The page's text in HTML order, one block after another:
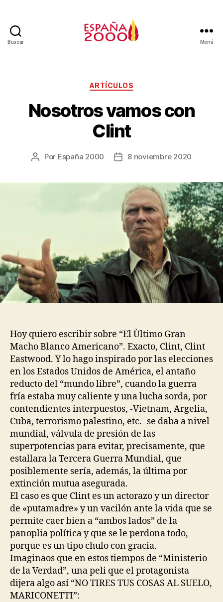
Buscar Menú
ARTÍCULOS
Nosotros vamos con
Clint
Por España 2000 8 noviembre 2020
Hoy quiero escribir sobre “El Ùltimo Gran
Macho Blanco Americano”. Exacto, Clint, Clint
Eastwood. Y lo hago inspirado por las elecciones
en los Estados Unidos de América, el antaño
reducto del “mundo libre”, cuando la guerra
fría estaba muy caliente y una lucha sorda, por
contendientes interpuestos, -Vietnam, Argelia,
Cuba, terrorismo palestino, etc.- se daba a nivel
mundial, válvula de presión de las
superpotencias para evitar, precisamente, que
estallara la Tercera Guerra Mundial, que
posiblemente sería, además, la última por
extinción mutua asegurada.
El caso es que Clint es un actorazo y un director
de «putamadre» y un vacilón ante la vida que se
permite caer bien a “ambos lados” de la
panoplia política y que se le perdona todo,
porque es un tipo chulo con gracia.
Imaginaos que en estos tiempos de “Ministerio
de la Verdad”, una peli que el protagonista
dijera algo así “NO TIRES TUS COSAS AL SUELO,
MARICONETTI”: